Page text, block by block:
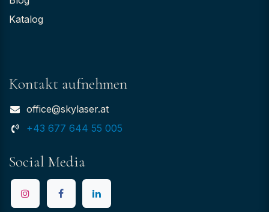
Katalog
Kontakt aufnehmen
office@skylaser.at
+43 677 644 55 005
Social Media